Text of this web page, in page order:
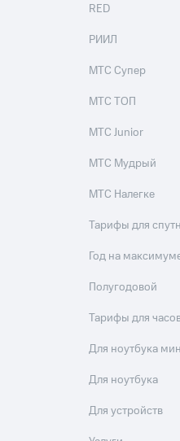
RED
РИИЛ
МТС Супер
МТС ТОП
МТС Junior
МТС Мудрый
МТС Налегке
Тарифы для
Год на
Полугодовой
Тарифы для
Для ноутбука
Для ноутбука
Для устройств